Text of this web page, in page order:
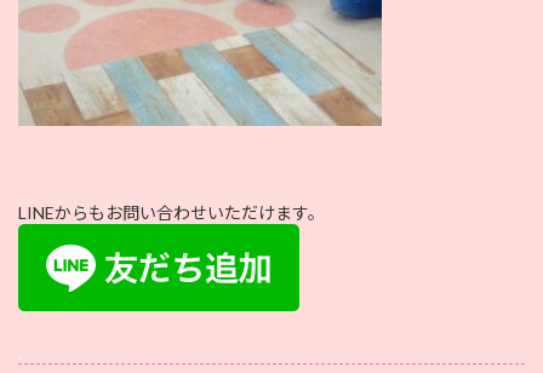
LINEからもお問い合わせいただけます。
.